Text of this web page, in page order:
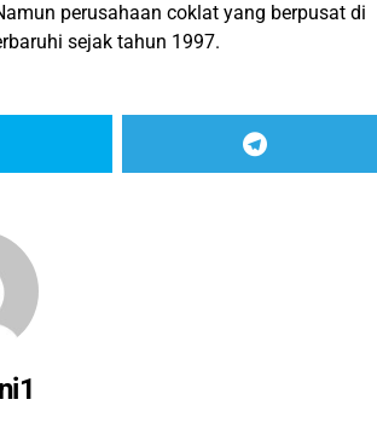
perusahaan coklat yang berpusat di
sejak tahun 1997.